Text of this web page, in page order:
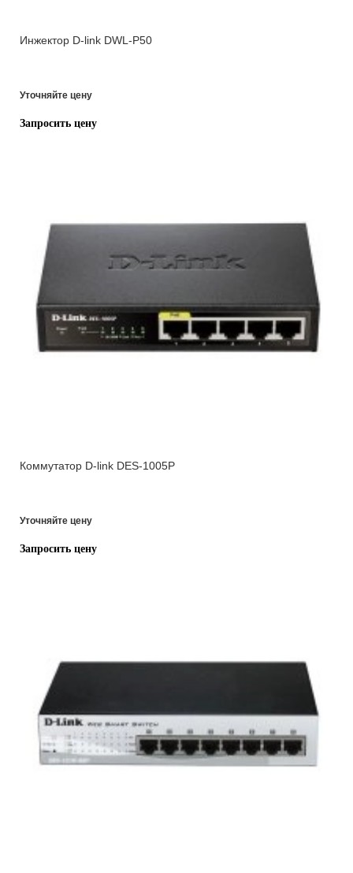
Инжектор D-link DWL-P50
Уточняйте цену
Запросить цену
Коммутатор D-link DES-1005P
Уточняйте цену
Запросить цену